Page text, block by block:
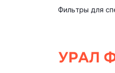
Фильтры для